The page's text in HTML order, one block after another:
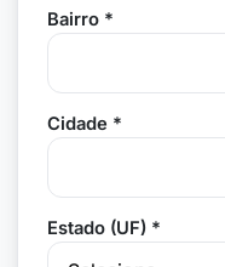
Bairro *
Cidade *
Estado (UF) *